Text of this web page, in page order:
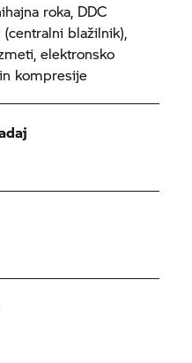
roka, DDC
blažilnik),
elektronsko
kompresije